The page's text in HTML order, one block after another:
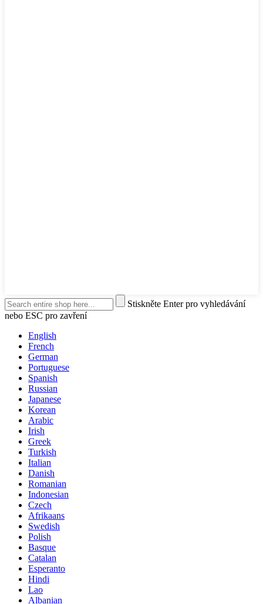
Stiskněte Enter pro vyhledávání
nebo ESC pro zavření
English
French
German
Portuguese
Spanish
Russian
Japanese
Korean
Arabic
Irish
Greek
Turkish
Italian
Danish
Romanian
Indonesian
Czech
Afrikaans
Swedish
Polish
Basque
Catalan
Esperanto
Hindi
Lao
Albanian